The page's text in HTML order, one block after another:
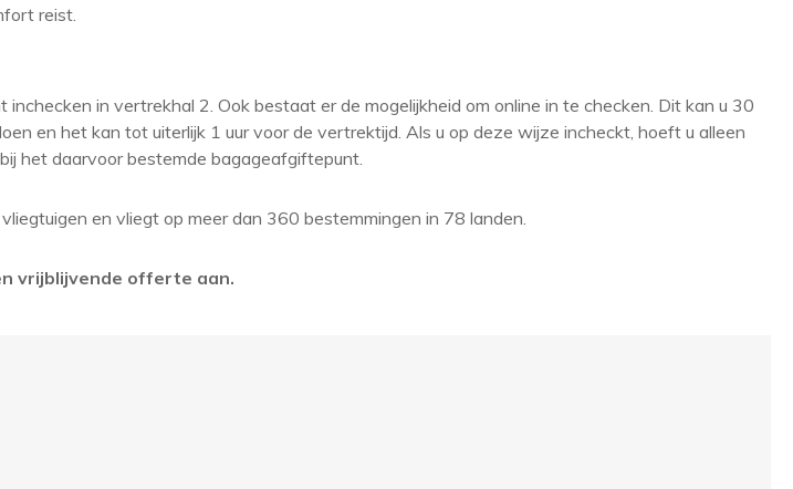
reist.
inchecken in vertrekhal 2. Ook bestaat er de mogelijkheid om online in te checken. Dit kan u 30
en het kan tot uiterlijk 1 uur voor de vertrektijd. Als u op deze wijze incheckt, hoeft u alleen
het daarvoor bestemde bagageafgiftepunt.
en vliegt op meer dan 360 bestemmingen in 78 landen.
vrijblijvende offerte aan.